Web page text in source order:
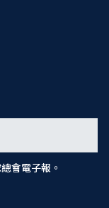
會電子報。